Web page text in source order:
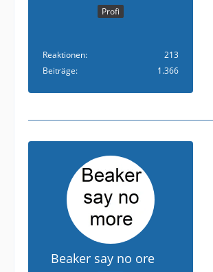
Profi
Reaktionen
213
Beiträge
1.366
Beaker say no ore